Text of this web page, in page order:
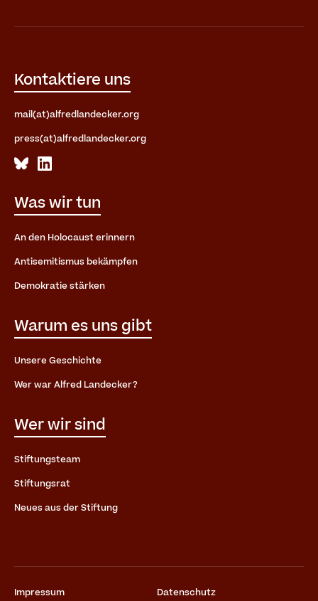
Kontaktiere uns
mail(at)alfredlandecker.org
press(at)alfredlandecker.org
Was wir tun
An den Holocaust erinnern
Antisemitismus bekämpfen
Demokratie stärken
Warum es uns gibt
Unsere Geschichte
Wer war Alfred Landecker?
Wer wir sind
Stiftungsteam
Stiftungsrat
Neues aus der Stiftung
Impressum Datenschutz